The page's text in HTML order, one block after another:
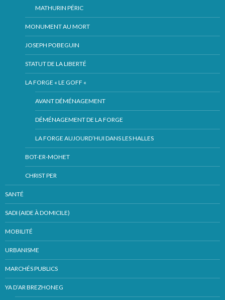
MATHURIN PÉRIC
MONUMENT AU MORT
JOSEPH POBEGUIN
STATUT DE LA LIBERTÉ
LA FORGE « LE GOFF «
AVANT DÉMÉNAGEMENT
DÉMÉNAGEMENT DE LA FORGE
LA FORGE AUJOURD’HUI DANS LES HALLES
BOT-ER-MOHET
CHRIST PER
SANTÉ
SADI (AIDE À DOMICILE)
MOBILITÉ
URBANISME
MARCHÉS PUBLICS
YA D’AR BREZHONEG